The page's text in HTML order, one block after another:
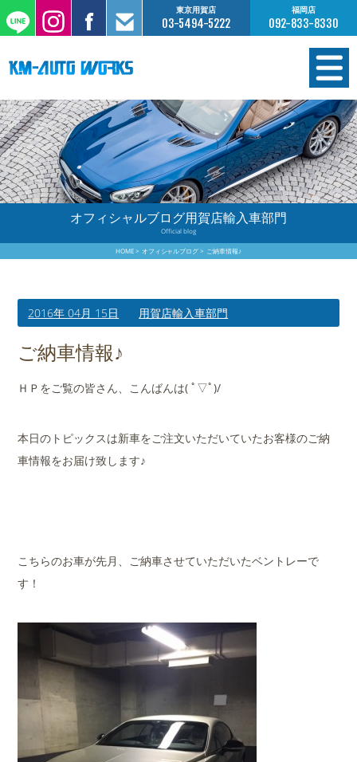
東京用賀店
03-5494-5222
福岡店
092-833-8330
在庫情報
オーダー販売
工場サービス
保証について
買取査定のご案内
会社概要
オフィシャルブログ用賀店輸入車部門
Official blog
HOME オフィシャルブログ ご納車情報♪
2016年 04月 15日 用賀店輸入車部門
ご納車情報♪
ＨＰをご覧の皆さん、こんばんは( ﾟ▽ﾟ)/
本日のトピックスは新車をご注文いただいていたお客様のご納
車情報をお届け致します♪
こちらのお車が先月、ご納車させていただいたベントレーで
す！